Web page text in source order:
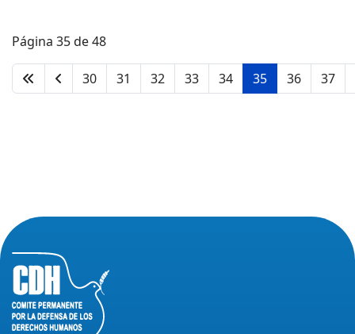
Página 35 de 48
30 31 32 33 34 35 36 37